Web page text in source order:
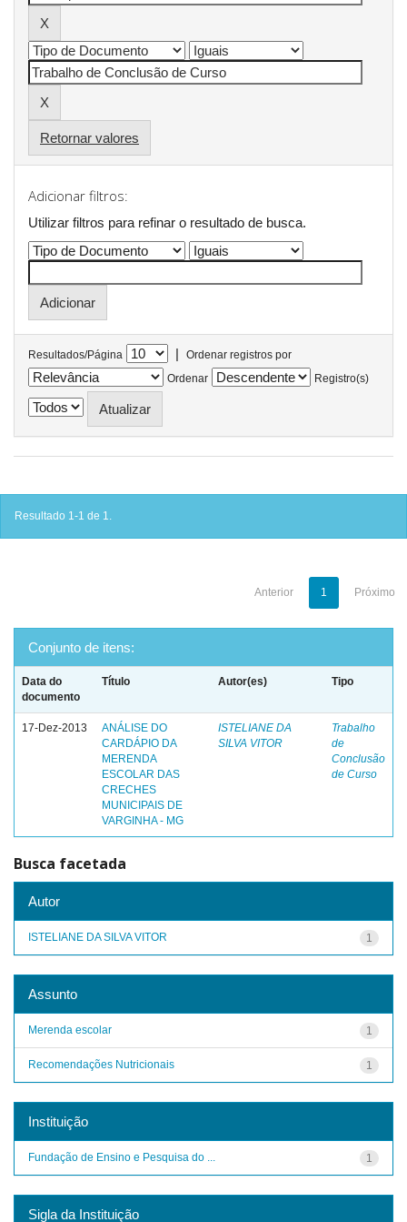
Retornar valores
Adicionar filtros:
Utilizar filtros para refinar o resultado de busca.
Resultados/Página |
Ordenar registros por
Ordenar
Registro(s)
Resultado 1-1 de 1.
Anterior 1 Próximo
Conjunto de itens:
Data do
documento
Título Autor(es) Tipo
17-Dez-2013
ANÁLISE DO
CARDÁPIO DA
MERENDA
ESCOLAR DAS
CRECHES
MUNICIPAIS DE
VARGINHA - MG
ISTELIANE DA
SILVA VITOR
Trabalho
de
Conclusão
de Curso
Busca facetada
Autor
1
ISTELIANE DA SILVA VITOR
Assunto
1
Merenda escolar
1
Recomendações Nutricionais
Instituição
1
Fundação de Ensino e Pesquisa do ...
Sigla da Instituição